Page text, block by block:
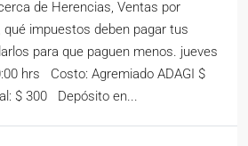
de Herencias, Ventas por
qué impuestos deben pagar tus
para que paguen menos. jueves
hrs Costo: Agremiado ADAGI $
$ 300 Depósito en...